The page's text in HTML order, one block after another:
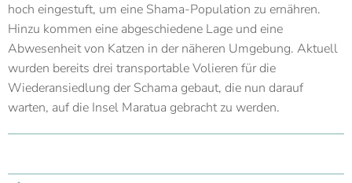
hoch eingestuft, um eine Shama-Population zu ernähren.
Hinzu kommen eine abgeschiedene Lage und eine
Abwesenheit von Katzen in der näheren Umgebung. Aktuell
wurden bereits drei transportable Volieren für die
Wiederansiedlung der Schama gebaut, die nun darauf
warten, auf die Insel Maratua gebracht zu werden.